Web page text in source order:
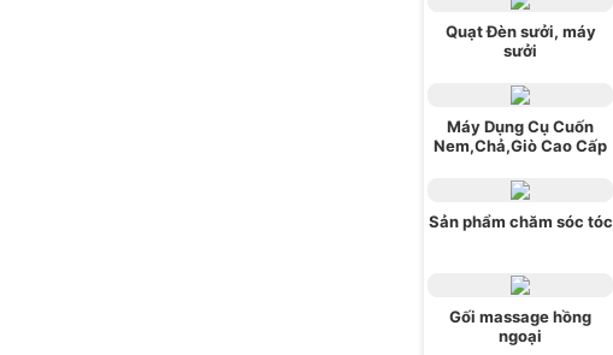
Quạt Đèn sưởi, máy
sưởi
Máy Dụng Cụ Cuốn
Nem,Chả,Giò Cao Cấp
Sản phẩm chăm sóc tóc
Gối massage hồng
ngoại